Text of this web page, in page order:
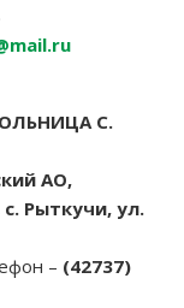
С.
АО,
Рыткучи, ул.
– (42737)